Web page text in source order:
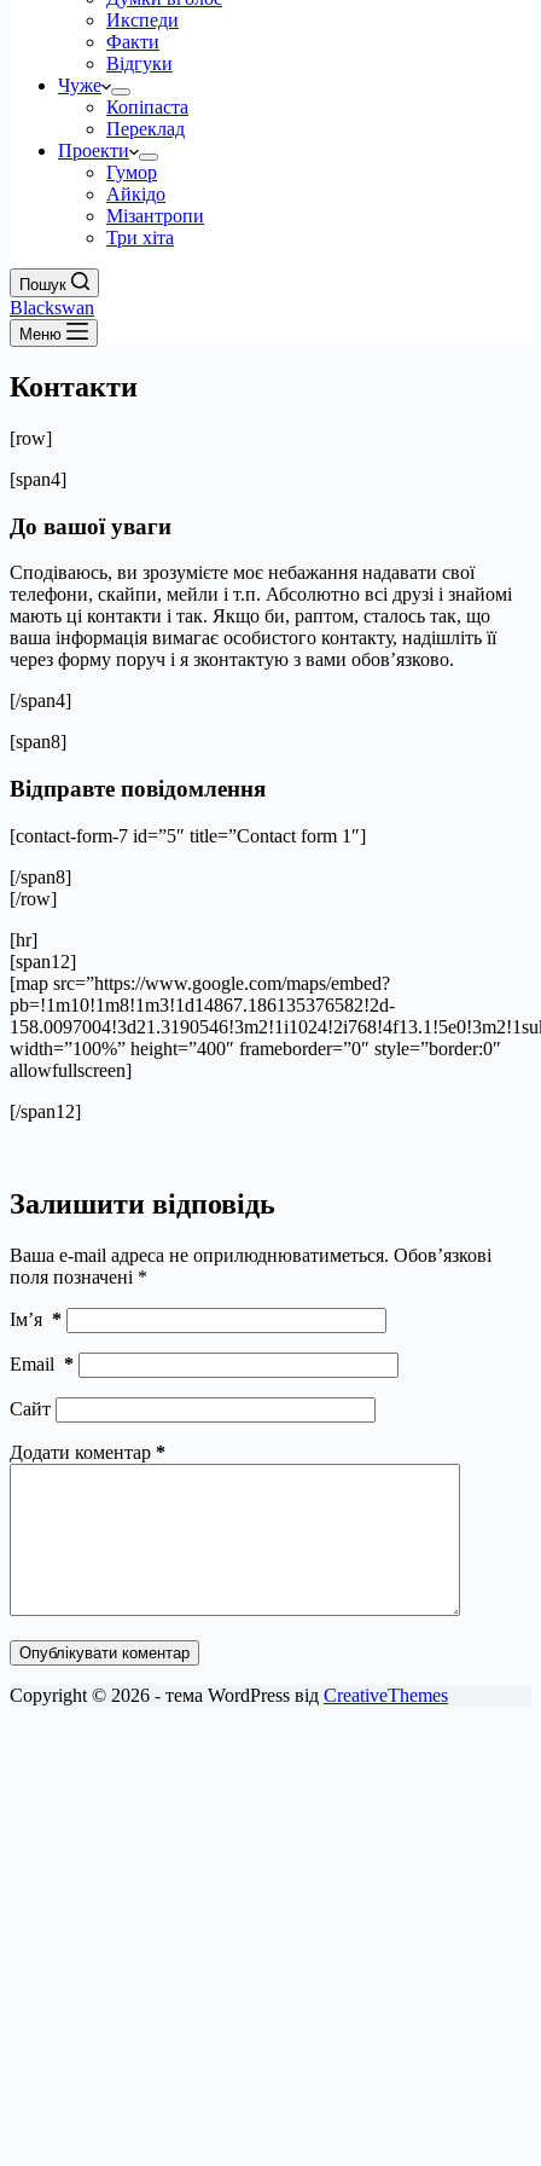
Икспеди
Факти
Відгуки
Чуже
Копіпаста
Переклад
Проекти
Гумор
Айкідо
Мізантропи
Три хіта
Пошук
Blackswan
Меню
Контакти
[row]
[span4]
До вашої уваги
Сподіваюсь, ви зрозумієте моє небажання надавати свої
телефони, скайпи, мейли і т.п. Абсолютно всі друзі і знайомі
мають ці контакти і так. Якщо би, раптом, сталось так, що
ваша інформація вимагає особистого контакту, надішліть її
через форму поруч і я зконтактую з вами обов’язково.
[/span4]
[span8]
Відправте повідомлення
[contact-form-7 id=”5″ title=”Contact form 1″]
[/span8]
[/row]
[hr]
[span12]
[map src=”https://www.google.com/maps/embed?
pb=!1m10!1m8!1m3!1d14867.186135376582!2d-
width=”100%” height=”400″ frameborder=”0″ style=”border:0″
allowfullscreen]
[/span12]
Залишити відповідь
Ваша e-mail адреса не оприлюднюватиметься. Обов’язкові
поля позначені *
Ім’я *
Email *
Сайт
Додати коментар *
Опублікувати коментар
Copyright © 2026 - тема WordPress від CreativeThemes